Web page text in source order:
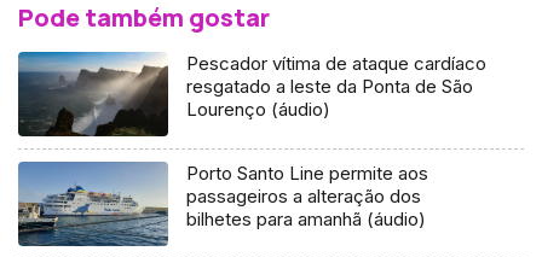
Pode também gostar
Pescador vítima de ataque cardíaco
resgatado a leste da Ponta de São
Lourenço (áudio)
Porto Santo Line permite aos
passageiros a alteração dos
bilhetes para amanhã (áudio)